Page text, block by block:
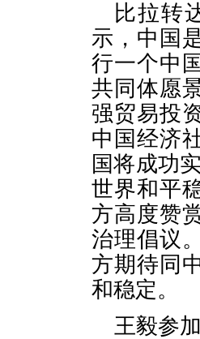
比拉转
示，中国
行一个中
共同体愿
强贸易投
中国经济
国将成功
世界和平
方高度赞
治理倡议
方期待同
和稳定。
王毅参